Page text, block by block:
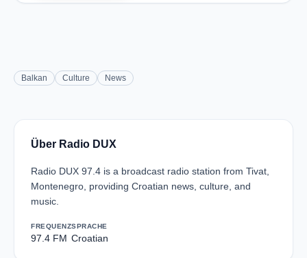
Balkan Culture News
Über Radio DUX
Radio DUX 97.4 is a broadcast radio station from Tivat,
Montenegro, providing Croatian news, culture, and
music.
FREQUENZ
97.4 FM
SPRACHE
Croatian